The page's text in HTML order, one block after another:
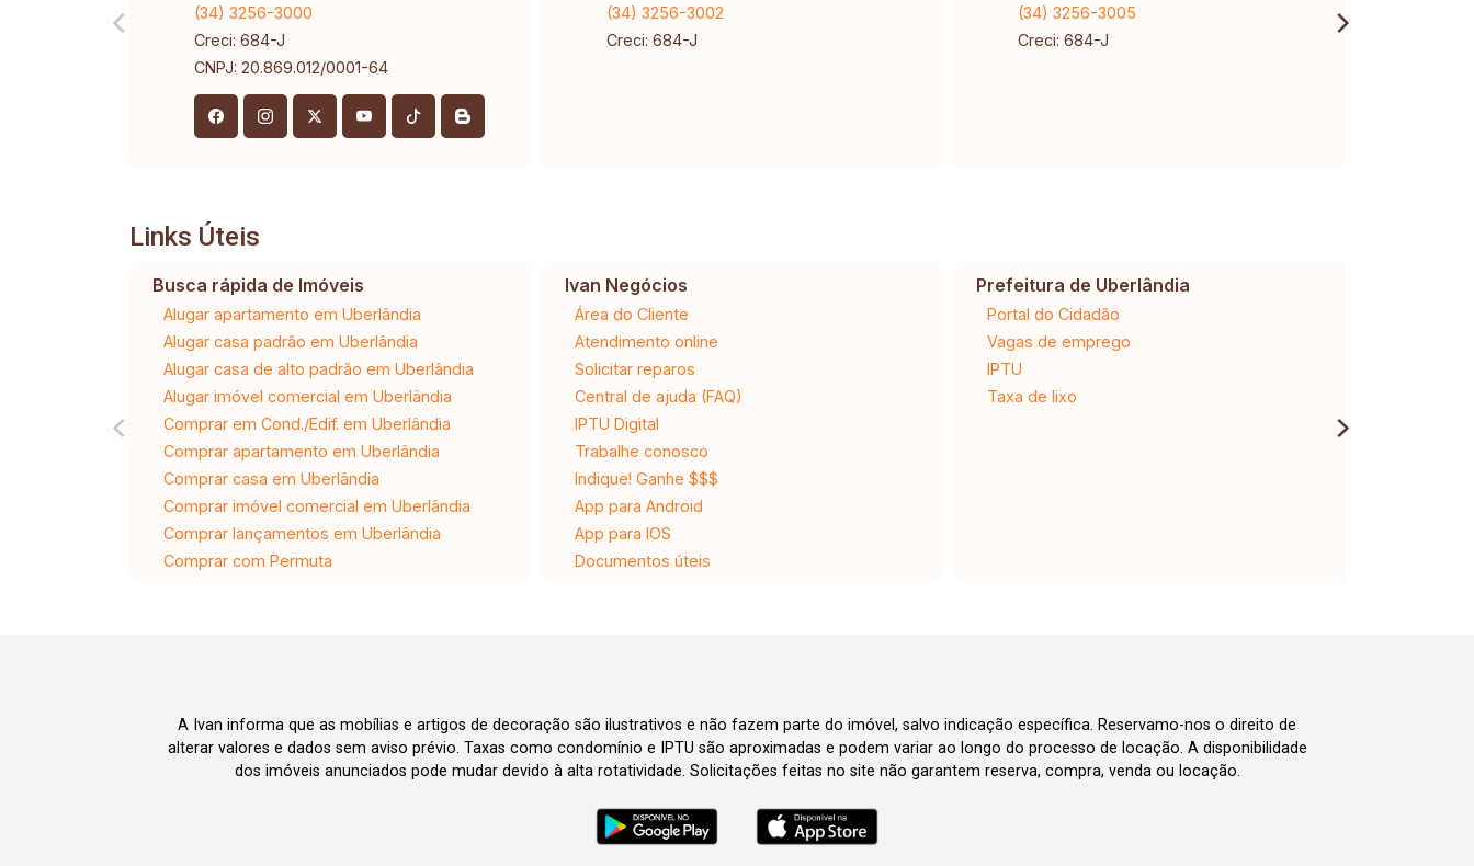
(34) 3256-3000
Creci: 684-J
CNPJ: 20.869.012/0001-64
(34) 3256-3002
Creci: 684-J
(34) 3256-3005
Creci: 684-J
Links Úteis
Busca rápida de Imóveis
Alugar apartamento em Uberlândia
Alugar casa padrão em Uberlândia
Alugar casa de alto padrão em Uberlândia
Alugar imóvel comercial em Uberlândia
Comprar em Cond./Edif. em Uberlândia
Comprar apartamento em Uberlândia
Comprar casa em Uberlândia
Comprar imóvel comercial em Uberlândia
Comprar lançamentos em Uberlândia
Comprar com Permuta
Ivan Negócios
Área do Cliente
Atendimento online
Solicitar reparos
Central de ajuda (FAQ)
IPTU Digital
Trabalhe conosco
Indique! Ganhe $$$
App para Android
App para IOS
Documentos úteis
Prefeitura de Uberlândia
Portal do Cidadão
Vagas de emprego
IPTU
Taxa de lixo
A Ivan informa que as mobílias e artigos de decoração são ilustrativos e não fazem parte do imóvel, salvo indicação específica. Reservamo-nos o direito de
alterar valores e dados sem aviso prévio. Taxas como condomínio e IPTU são aproximadas e podem variar ao longo do processo de locação. A disponibilidade
dos imóveis anunciados pode mudar devido à alta rotatividade. Solicitações feitas no site não garantem reserva, compra, venda ou locação.